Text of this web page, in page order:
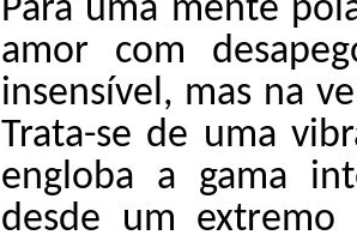
Para uma mente
amor com
insensível, mas na
Trata-se de uma
engloba a gama
desde um